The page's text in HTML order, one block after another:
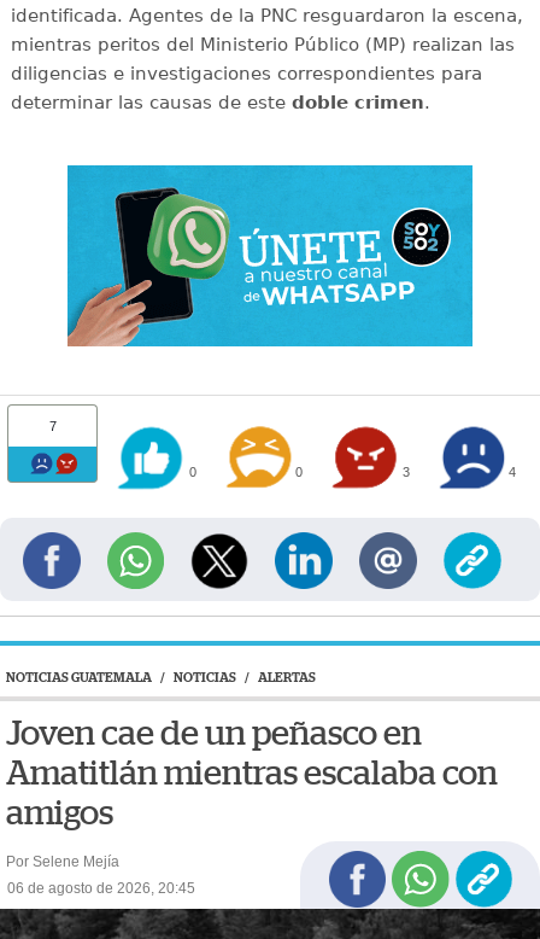
identificada. Agentes de la PNC resguardaron la escena,
mientras peritos del Ministerio Público (MP) realizan las
diligencias e investigaciones correspondientes para
determinar las causas de este doble crimen.
7
0 0 3 4
NOTICIAS GUATEMALA / NOTICIAS / ALERTAS
Joven cae de un peñasco en
Amatitlán mientras escalaba con
amigos
Por Selene Mejía
06 de agosto de 2026, 20:45